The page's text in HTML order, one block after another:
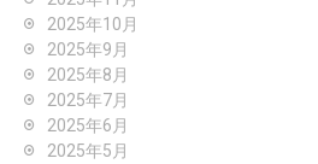
2025年10月
2025年9月
2025年8月
2025年7月
2025年6月
2025年5月